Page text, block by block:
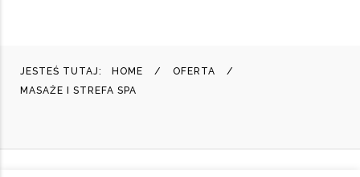
JESTEŚ TUTAJ: HOME
OFERTA
MASAŻE I STREFA SPA